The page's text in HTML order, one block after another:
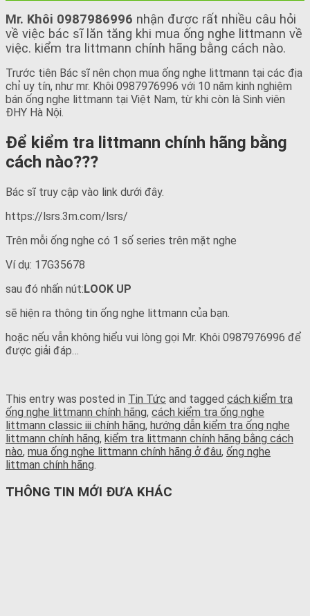
Mr. Khôi 0987986996 nhận được rất nhiều câu hỏi
về việc bác sĩ lăn tăng khi mua ống nghe littmann về
việc. kiểm tra littmann chính hãng bằng cách nào.
Trước tiên Bác sĩ nên chọn mua ống nghe littmann tại các địa
chỉ uy tín, như mr. Khôi 0987976996 với 10 năm kinh nghiệm
bán ống nghe littmann tại Việt Nam, từ khi còn là Sinh viên
ĐHY Hà Nội.
Để kiểm tra littmann chính hãng bằng
cách nào???
Bác sĩ truy cập vào link dưới đây.
https://lsrs.3m.com/lsrs/
Trên mỗi ống nghe có 1 số series trên mặt nghe
Ví dụ: 17G35678
sau đó nhấn nút:LOOK UP
sẽ hiện ra thông tin ống nghe littmann của bạn.
hoặc nếu vẫn không hiểu vui lòng gọi Mr. Khôi 0987976996 để
được giải đáp…
This entry was posted in Tin Tức and tagged cách kiểm tra
ống nghe littmann chính hãng, cách kiểm tra ống nghe
littmann classic iii chính hãng, hướng dẫn kiểm tra ống nghe
littmann chính hãng, kiểm tra littmann chính hãng bằng cách
nào, mua ống nghe littmann chính hãng ở đâu, ống nghe
littman chính hãng
THÔNG TIN MỚI ĐƯA KHÁC